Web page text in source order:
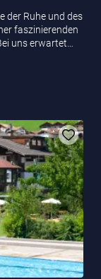
der Ruhe und des
faszinierenden
uns erwartet…